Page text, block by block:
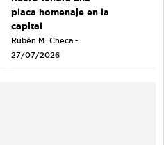
placa homenaje en la
capital
Rubén M. Checa -
27/07/2026